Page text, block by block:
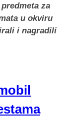
za
u okviru
i nagradili